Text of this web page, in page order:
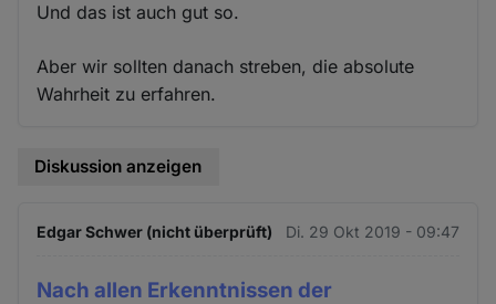
Und das ist auch gut so.
Aber wir sollten danach streben, die absolute
Wahrheit zu erfahren.
Diskussion anzeigen
Edgar Schwer (nicht überprüft) Di. 29 Okt 2019 - 09:47
Nach allen Erkenntnissen der